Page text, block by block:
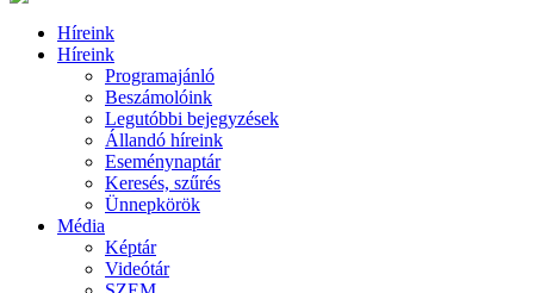
Híreink
Híreink
Programajánló
Beszámolóink
Legutóbbi bejegyzések
Állandó híreink
Eseménynaptár
Keresés, szűrés
Ünnepkörök
Média
Képtár
Videótár